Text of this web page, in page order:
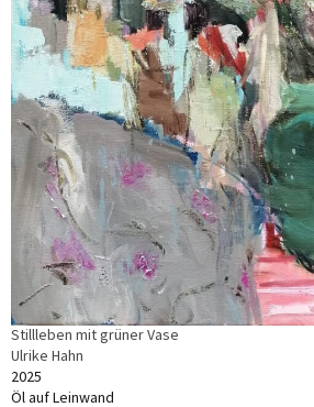
Stillleben mit grüner Vase
Ulrike Hahn
2025
Öl auf Leinwand